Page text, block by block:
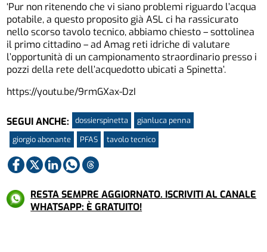
‘Pur non ritenendo che vi siano problemi riguardo l’acqua
potabile, a questo proposito già ASL ci ha rassicurato
nello scorso tavolo tecnico, abbiamo chiesto – sottolinea
il primo cittadino – ad Amag reti idriche di valutare
l’opportunità di un campionamento straordinario presso i
pozzi della rete dell’acquedotto ubicati a Spinetta’.
https://youtu.be/9rmGXax-DzI
SEGUI ANCHE: dossierspinetta
gianluca penna
giorgio abonante
PFAS tavolo tecnico
RESTA SEMPRE AGGIORNATO. ISCRIVITI AL CANALE
WHATSAPP: È GRATUITO!